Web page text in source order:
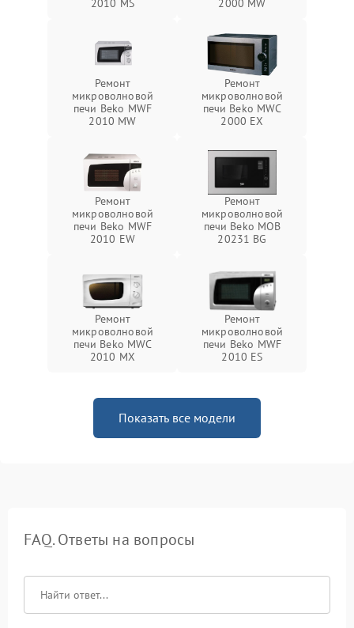
2010 MS
2000 MW
Ремонт
микроволновой
печи Beko MWF
2010 MW
Ремонт
микроволновой
печи Beko MWC
2000 EX
Ремонт
микроволновой
печи Beko MWF
2010 EW
Ремонт
микроволновой
печи Beko MOB
20231 BG
Ремонт
микроволновой
печи Beko MWC
2010 MX
Ремонт
микроволновой
печи Beko MWF
2010 ES
Показать все модели
FAQ. Ответы на вопросы